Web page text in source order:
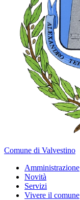
Comune di Valvestino
Amministrazione
Novità
Servizi
Vivere il comune